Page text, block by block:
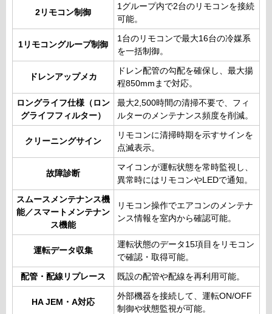
2リモコン制御
1グループ内で2台のリモコンを接続
可能。
1リモコングループ制御
1台のリモコンで最大16台の冷媒系
を一括制御。
ドレンアップメカ
ドレン配管の勾配を確保し、最大揚
程850mmまで対応。
ロングライフ仕様（ロン
グライフフィルター）
最大2,500時間の清掃不要で、フィ
ルターのメンテナンス頻度を削減。
クリーニングサイン
リモコンに清掃時期を示すサインを
点滅表示。
故障診断
マイコンが運転状態を常時監視し、
異常時にはリモコンやLEDで通知。
スムースメンテナンス機
能／スマートメンテナン
ス機能
リモコン操作でエアコンのメンテナ
ンス情報を室内から確認可能。
運転データ収集
運転状態のデータ15項目をリモコン
で確認・取得可能。
配管・配線リプレース 既設の配管や配線を再利用可能。
HA JEM・A対応
外部機器を接続して、運転ON/OFF
制御や状態監視が可能。